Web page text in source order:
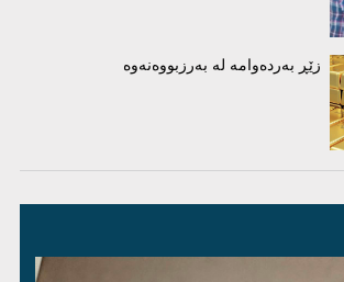
زێڕ بەردەوامە لە بەرزبووەنەوە